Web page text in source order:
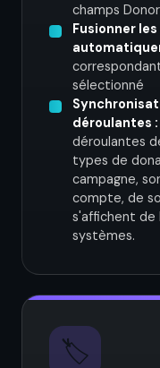
champs
Fusionner
sélectionné
déroulantes :
déroulantes
types de
campagne,
compte, de
s'affichent de
systèmes.
🏷️